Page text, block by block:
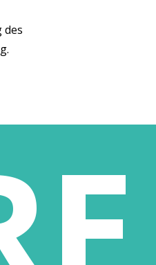
des